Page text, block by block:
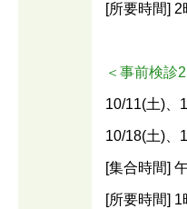
[所要時間]
＜事前検診
10/11(土)、
10/18(土)、
[集合時間]
[所要時間]